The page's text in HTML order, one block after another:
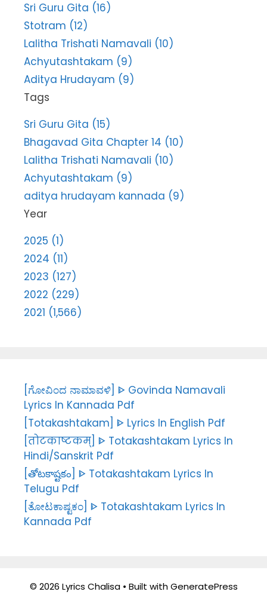
Sri Guru Gita (16)
Stotram (12)
Lalitha Trishati Namavali (10)
Achyutashtakam (9)
Aditya Hrudayam (9)
Tags
Sri Guru Gita (15)
Bhagavad Gita Chapter 14 (10)
Lalitha Trishati Namavali (10)
Achyutashtakam (9)
aditya hrudayam kannada (9)
Year
2025 (1)
2024 (11)
2023 (127)
2022 (229)
2021 (1,566)
[ಗೋವಿಂದ ನಾಮಾವಳಿ] ᐈ Govinda Namavali
Lyrics In Kannada Pdf
[Totakashtakam] ᐈ Lyrics In English Pdf
[तोटकाष्टकम्] ᐈ Totakashtakam Lyrics In
Hindi/Sanskrit Pdf
[తోటకాష్టకం] ᐈ Totakashtakam Lyrics In
Telugu Pdf
[ತೋಟಕಾಷ್ಟಕಂ] ᐈ Totakashtakam Lyrics In
Kannada Pdf
© 2026 Lyrics Chalisa• Built withGeneratePress